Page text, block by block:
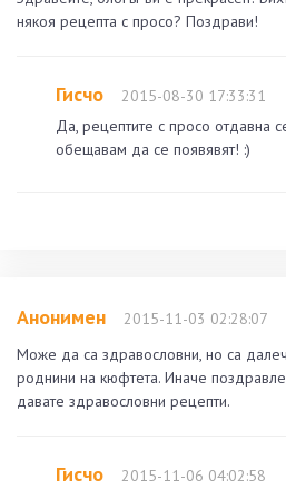
някоя рецепта с просо? Поздрави!
Гисчо
2015-08-30 17:33:31
Да, рецептите с просо отдавна
обещавам да се появявят! :)
Анонимен
2015-11-03 02:28:07
Може да са здравословни, но са
роднини на кюфтета. Иначе
давате здравословни рецепти.
Гисчо
2015-11-06 04:02:58